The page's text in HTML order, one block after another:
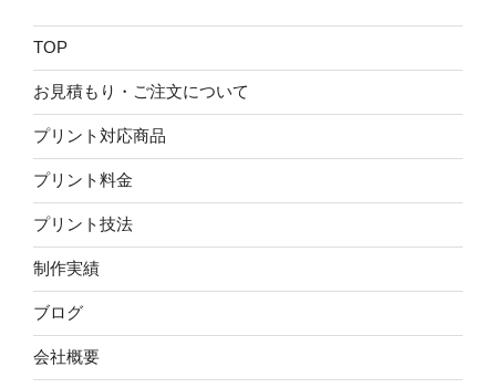
TOP
お見積もり・ご注文について
プリント対応商品
プリント料金
プリント技法
制作実績
ブログ
会社概要